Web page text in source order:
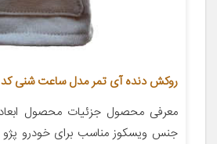
روکش دنده آی تمر مدل ساعت شنی کد 452